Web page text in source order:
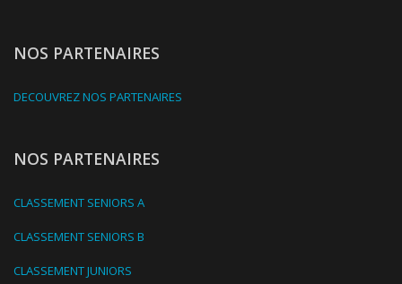
NOS PARTENAIRES
DECOUVREZ NOS PARTENAIRES
NOS PARTENAIRES
CLASSEMENT SENIORS A
CLASSEMENT SENIORS B
CLASSEMENT JUNIORS